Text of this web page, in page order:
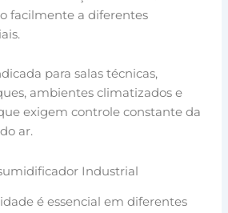
facilmente a diferentes
para salas técnicas,
ambientes climatizados e
exigem controle constante da
ar.
Industrial
é essencial em diferentes